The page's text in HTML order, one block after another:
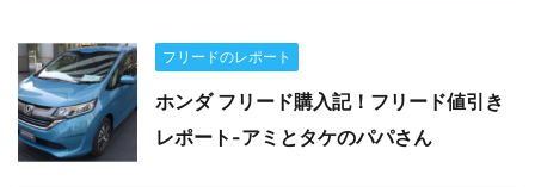
フリードのレポート
ホンダ フリード購入記！フリード値引き
レポート-アミとタケのパパさん